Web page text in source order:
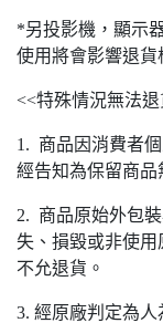
*另投影機，顯示
使用將會影響退貨
<<特殊情況無法
1. 商品因消費者
經告知為保留商品
2. 商品原始外包
失、損毀或非使用
不允退貨。
3. 經原廠判定為